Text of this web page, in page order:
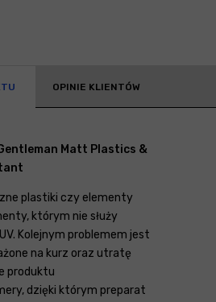
OPINIE KLIENTÓW
Gentleman Matt Plastics &
plastiki czy elementy
którym nie służy
Kolejnym problemem jest
na kurz oraz utratę
produktu
dzięki którym preparat